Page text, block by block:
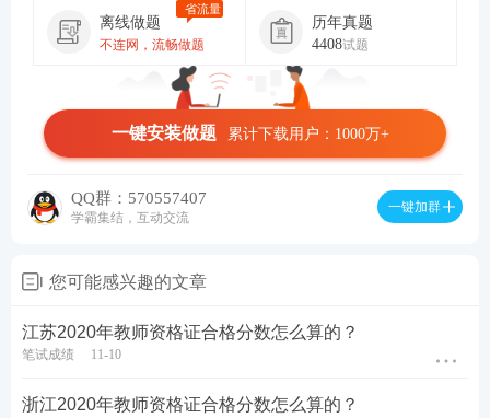
离线做题
不连网，流畅做题
省流量
历年真题
4408试题
一键安装做题 累计下载用户：1000万+
QQ群：570557407
学霸集结，互动交流
一键加群
您可能感兴趣的文章
江苏2020年教师资格证合格分数怎么算的？
笔试成绩 11-10
浙江2020年教师资格证合格分数怎么算的？